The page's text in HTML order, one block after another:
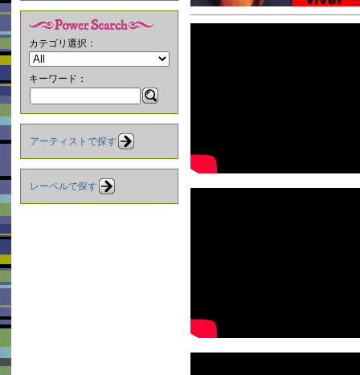
カテゴリ選択：
キーワード：
アーティストで探す
レーベルで探す